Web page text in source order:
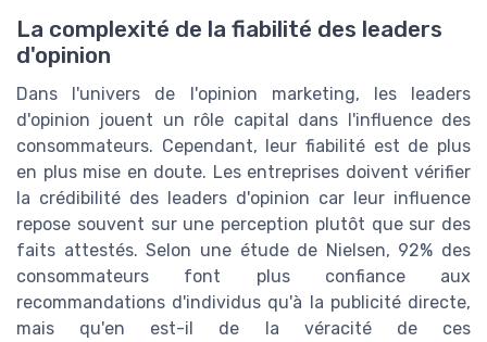
La complexité de la fiabilité des leaders
d'opinion
Dans l'univers de l'opinion marketing, les leaders
d'opinion jouent un rôle capital dans l'influence des
consommateurs. Cependant, leur fiabilité est de plus
en plus mise en doute. Les entreprises doivent vérifier
la crédibilité des leaders d'opinion car leur influence
repose souvent sur une perception plutôt que sur des
faits attestés. Selon une étude de Nielsen, 92% des
consommateurs font plus confiance aux
recommandations d'individus qu'à la publicité directe,
mais qu'en est-il de la véracité de ces